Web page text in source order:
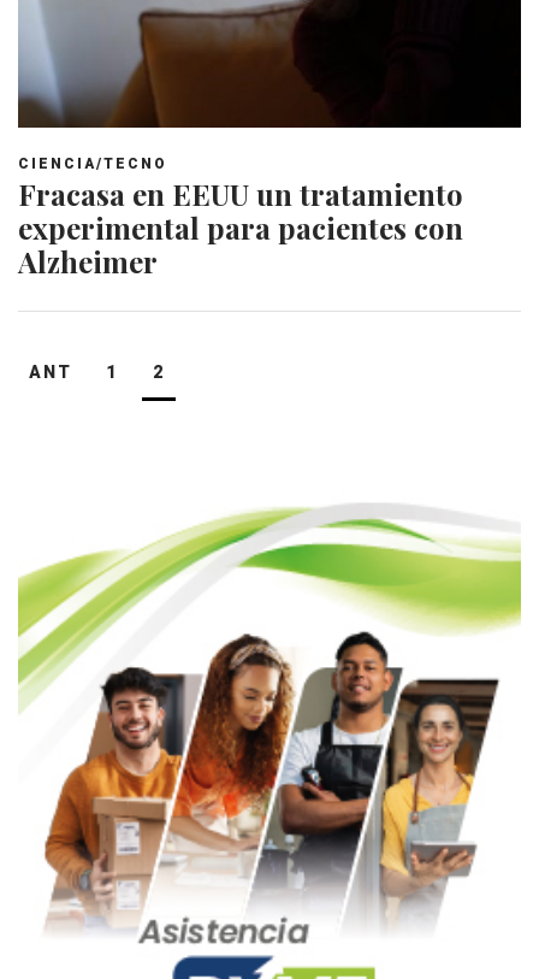
CIENCIA/TECNO
Fracasa en EEUU un tratamiento
experimental para pacientes con
Alzheimer
Navegación
ANT 1 2